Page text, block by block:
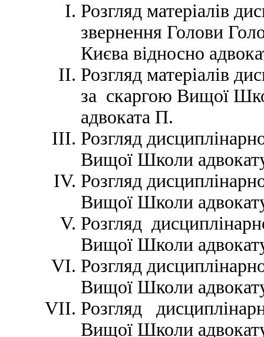
Розгляд матеріалів
звернення Голови
Києва відносно
Розгляд матеріалів
за скаргою Вищої
адвоката П.
Розгляд
Вищої Школи
Розгляд
Вищої Школи
Розгляд
Вищої Школи
Розгляд
Вищої Школи
Розгляд
Вищої Школи